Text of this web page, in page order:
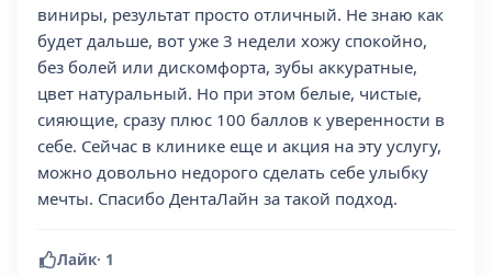
виниры, результат просто отличный. Не знаю как
будет дальше, вот уже 3 недели хожу спокойно,
без болей или дискомфорта, зубы аккуратные,
цвет натуральный. Но при этом белые, чистые,
сияющие, сразу плюс 100 баллов к уверенности в
себе. Сейчас в клинике еще и акция на эту услугу,
можно довольно недорого сделать себе улыбку
мечты. Спасибо ДентаЛайн за такой подход.
Лайк· 1